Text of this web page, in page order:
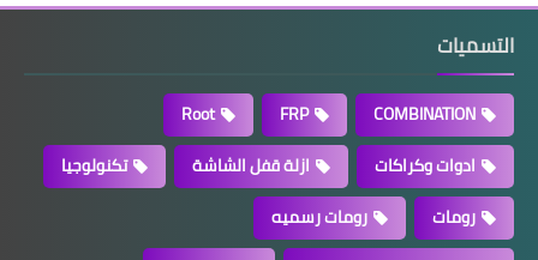
التسميات
COMBINATION
FRP
Root
ادوات وكراكات
ازلة قفل الشاشة
تكنولوجيا
رومات
رومات رسميه